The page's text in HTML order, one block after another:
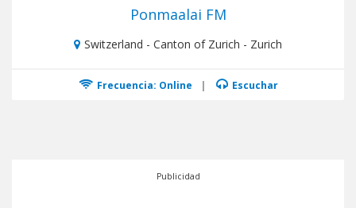
Ponmaalai FM
Switzerland - Canton of Zurich - Zurich
Frecuencia: Online | Escuchar
Publicidad